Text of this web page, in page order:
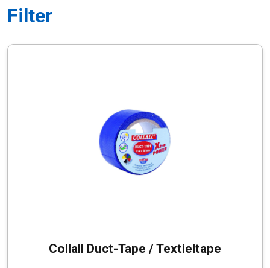
Filter
Collall Duct-Tape / Textieltape